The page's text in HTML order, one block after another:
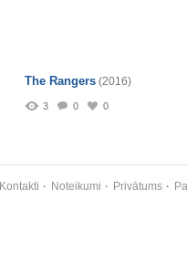
The Rangers (2016)
3 0 0
Kontakti Noteikumi Privātums